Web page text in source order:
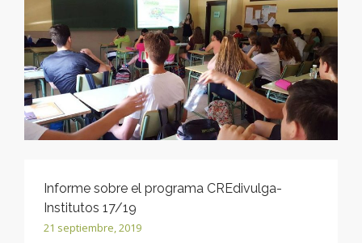
Informe sobre el programa CREdivulga-
Institutos 17/19
21 septiembre, 2019